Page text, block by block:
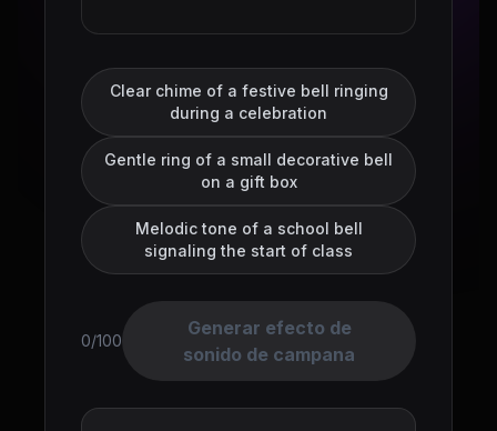
Clear chime of a festive bell ringing
during a celebration
Gentle ring of a small decorative bell
on a gift box
Melodic tone of a school bell
signaling the start of class
0/100
Generar efecto de
sonido de campana